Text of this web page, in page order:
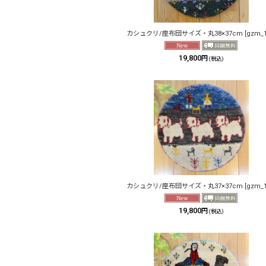
カシュクリ/座布団サイズ・丸38×37cm [
19,800円 (税込)
カシュクリ/座布団サイズ・丸37×37cm [
19,800円 (税込)